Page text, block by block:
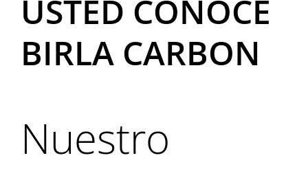
USTED CONOCE
BIRLA CARBON
Nuestro